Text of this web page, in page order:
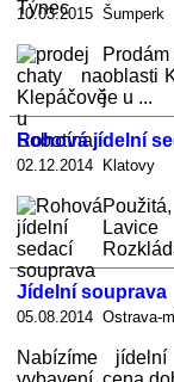
10.03.2015 Šumperk
oblasti
je u ...
Rohová jídelní
02.12.2014 Klatovy
Jídelní souprava
05.08.2014 Ostrava-
Nabízíme